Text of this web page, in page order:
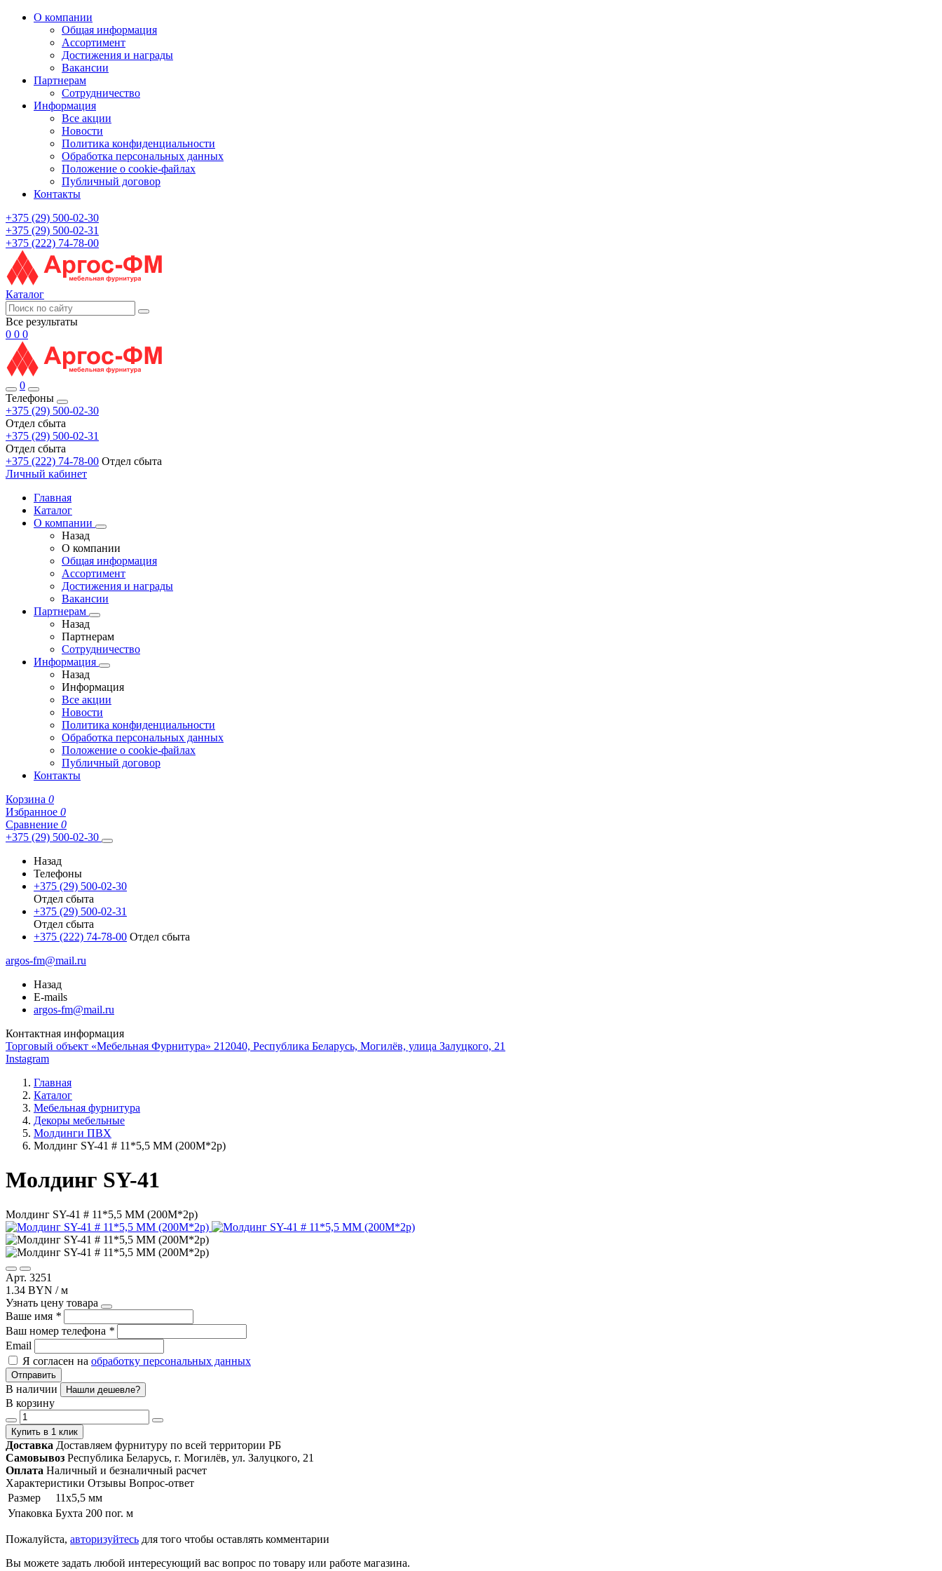
О компании
Общая информация
Ассортимент
Достижения и награды
Вакансии
Партнерам
Сотрудничество
Информация
Все акции
Новости
Политика конфиденциальности
Обработка персональных данных
Положение о cookie-файлах
Публичный договор
Контакты
+375 (29) 500-02-30
+375 (29) 500-02-31
+375 (222) 74-78-00
Каталог
Все результаты
0 0 0
0
Телефоны
+375 (29) 500-02-30
Отдел сбыта
+375 (29) 500-02-31
Отдел сбыта
+375 (222) 74-78-00 Отдел сбыта
Личный кабинет
Главная
Каталог
О компании
Назад
О компании
Общая информация
Ассортимент
Достижения и награды
Вакансии
Партнерам
Назад
Партнерам
Сотрудничество
Информация
Назад
Информация
Все акции
Новости
Политика конфиденциальности
Обработка персональных данных
Положение о cookie-файлах
Публичный договор
Контакты
Корзина 0
Избранное 0
Сравнение 0
+375 (29) 500-02-30
Назад
Телефоны
+375 (29) 500-02-30
Отдел сбыта
+375 (29) 500-02-31
Отдел сбыта
+375 (222) 74-78-00 Отдел сбыта
argos-fm@mail.ru
Назад
E-mails
argos-fm@mail.ru
Контактная информация
Торговый объект «Мебельная Фурнитура» 212040, Республика Беларусь, Могилёв, улица Залуцкого, 21
Instagram
Главная
Каталог
Мебельная фурнитура
Декоры мебельные
Молдинги ПВХ
Молдинг SY-41 # 11*5,5 ММ (200М*2р)
Молдинг SY-41
Молдинг SY-41 # 11*5,5 ММ (200М*2р)
Арт. 3251
1.34 BYN / м
Узнать цену товара
Ваше имя *
Ваш номер телефона *
Email
Я согласен на обработку персональных данных
Отправить
В наличии Нашли дешевле?
В корзину
Купить в 1 клик
Доставка Доставляем фурнитуру по всей территории РБ
Самовывоз Республика Беларусь, г. Могилёв, ул. Залуцкого, 21
Оплата Наличный и безналичный расчет
Характеристики Отзывы Вопрос-ответ
Размер
11х5,5 мм
Упаковка Бухта 200 пог. м
Пожалуйста, авторизуйтесь для того чтобы оставлять комментарии
Вы можете задать любой интересующий вас вопрос по товару или работе магазина.